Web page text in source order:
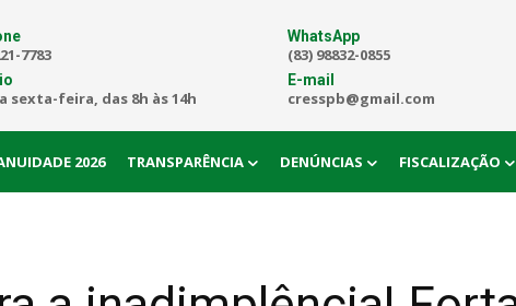
7783
sexta-feira, das 8h às 14h
WhatsApp
(83) 98832-0855
E-mail
cresspb@gmail.com
2026 TRANSPARÊNCIA DENÚNCIAS FISCALIZAÇÃO